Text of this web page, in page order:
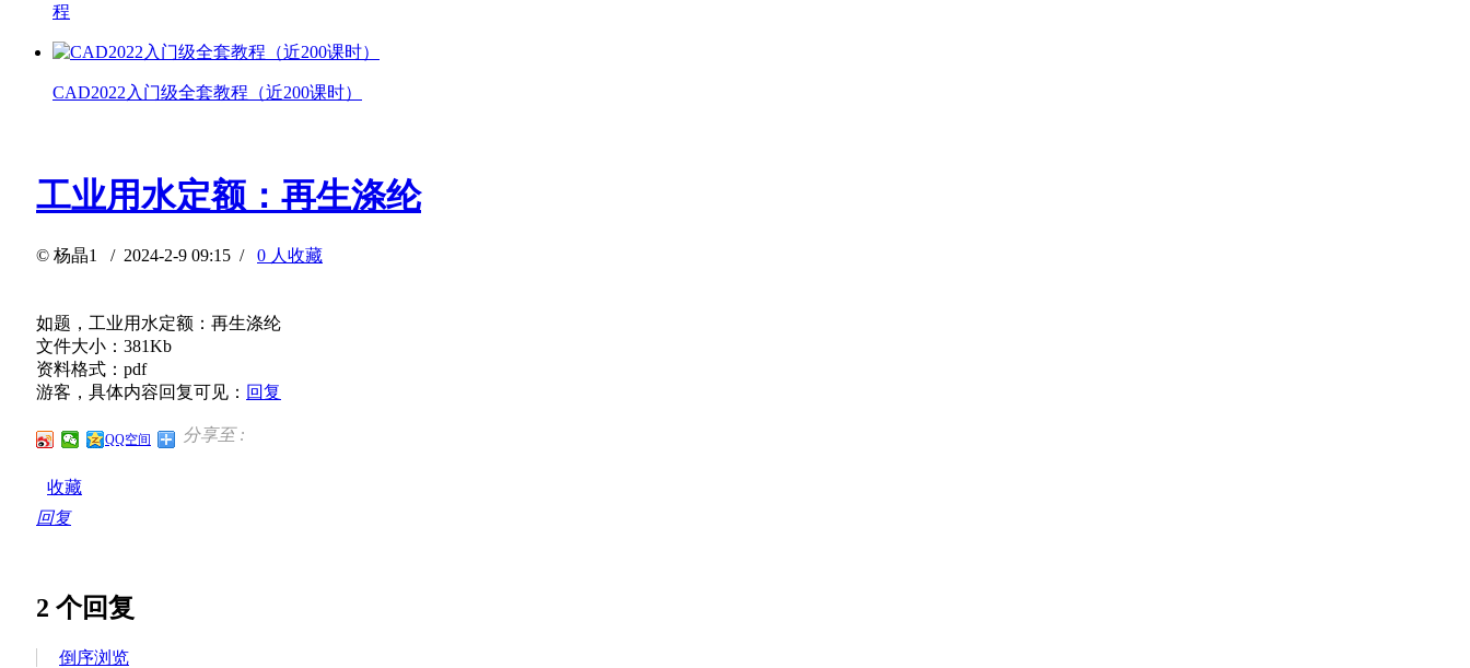
程
CAD2022入门级全套教程（近200课时）
工业用水定额：再生涤纶
© 杨晶1 / 2024-2-9 09:15 / 0 人收藏
如题，工业用水定额：再生涤纶
文件大小：381Kb
资料格式：pdf
游客，具体内容回复可见： 回复
分享至 :
QQ空间
收藏
回复
2 个回复
倒序浏览